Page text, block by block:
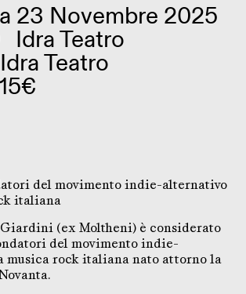
23 Novembre 2025
Idra Teatro
Idra Teatro
del movimento indie-alternativo
italiana
(ex Moltheni) è considerato
del movimento indie-
musica rock italiana nato attorno la